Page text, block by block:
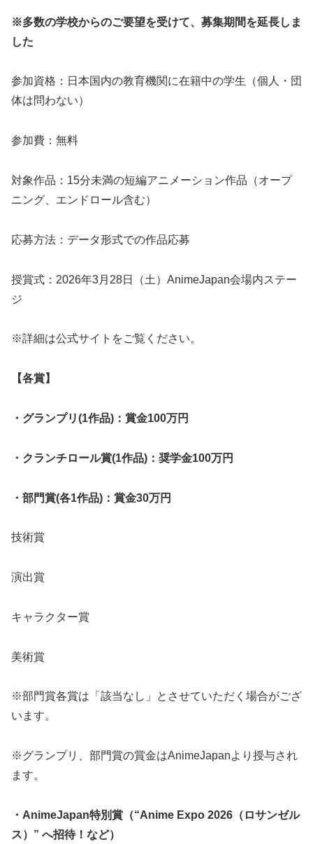
※多数の学校からのご要望を受けて、募集期間を延長しま
した
参加資格：日本国内の教育機関に在籍中の学生（個人・団
体は問わない）
参加費：無料
対象作品：15分未満の短編アニメーション作品（オープ
ニング、エンドロール含む）
応募方法：データ形式での作品応募
授賞式：2026年3月28日（土）AnimeJapan会場内ステー
ジ
※詳細は公式サイトをご覧ください。
【各賞】
・グランプリ(1作品)：賞金100万円
・クランチロール賞(1作品)：奨学金100万円
・部門賞(各1作品)：賞金30万円
技術賞
演出賞
キャラクター賞
美術賞
※部門賞各賞は「該当なし」とさせていただく場合がござ
います。
※グランプリ、部門賞の賞金はAnimeJapanより授与され
ます。
・AnimeJapan特別賞（“Anime Expo 2026（ロサンゼル
ス）” へ招待！など）